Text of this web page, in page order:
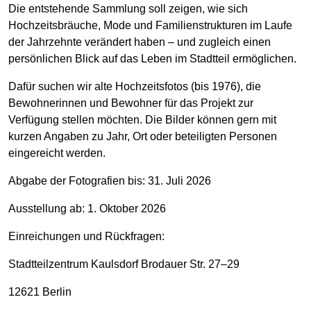
Die entstehende Sammlung soll zeigen, wie sich
Hochzeitsbräuche, Mode und Familienstrukturen im Laufe
der Jahrzehnte verändert haben – und zugleich einen
persönlichen Blick auf das Leben im Stadtteil ermöglichen.
Dafür suchen wir alte Hochzeitsfotos (bis 1976), die
Bewohnerinnen und Bewohner für das Projekt zur
Verfügung stellen möchten. Die Bilder können gern mit
kurzen Angaben zu Jahr, Ort oder beteiligten Personen
eingereicht werden.
Abgabe der Fotografien bis: 31. Juli 2026
Ausstellung ab: 1. Oktober 2026
Einreichungen und Rückfragen:
Stadtteilzentrum Kaulsdorf Brodauer Str. 27–29
12621 Berlin